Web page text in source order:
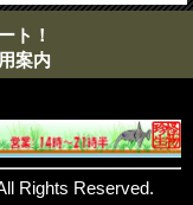
ト！
案内
Rights Reserved.